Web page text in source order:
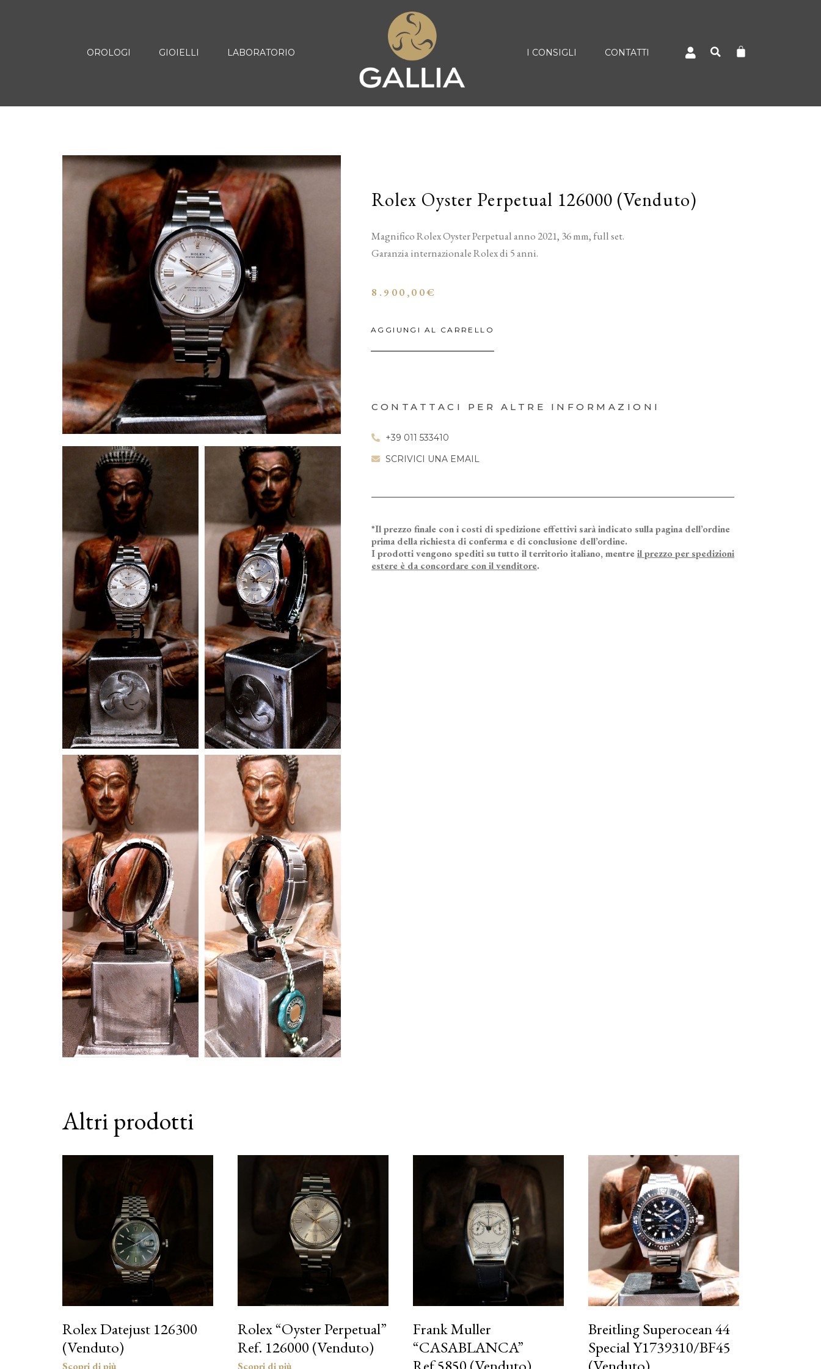
OROLOGI GIOIELLI LABORATORIO I CONSIGLI CONTATTI
Rolex Oyster Perpetual 126000 (Venduto)
Magnifico Rolex Oyster Perpetual anno 2021, 36 mm, full set.
Garanzia internazionale Rolex di 5 anni.
8.900,00€
AGGIUNGI AL CARRELLO
CONTATTACI PER ALTRE INFORMAZIONI
+39 011 533410
SCRIVICI UNA EMAIL
*Il prezzo finale con i costi di spedizione effettivi sarà indicato sulla pagina dell’ordine
prima della richiesta di conferma e di conclusione dell’ordine.
I prodotti vengono spediti su tutto il territorio italiano, mentre il prezzo per spedizioni
estere è da concordare con il venditore.
Altri prodotti
Rolex Datejust 126300
(Venduto)
Rolex “Oyster Perpetual”
Ref. 126000 (Venduto)
Frank Muller
“CASABLANCA”
Breitling Superocean 44
Special Y1739310/BF45